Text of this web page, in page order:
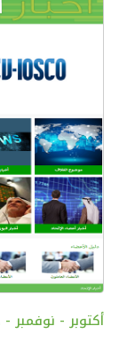
أكتوبر - نوفمبر -